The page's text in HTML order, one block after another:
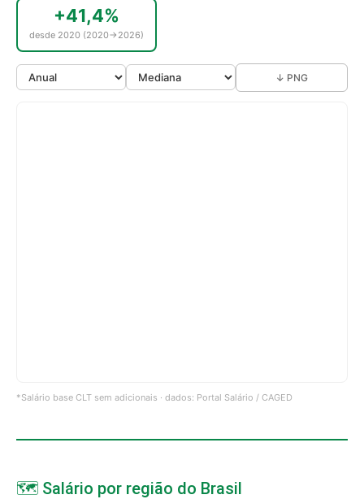
+41,4%
desde 2020 (2020→2026)
↓ PNG
*Salário base CLT sem adicionais · dados: Portal Salário / CAGED
🗺️ Salário por região do Brasil